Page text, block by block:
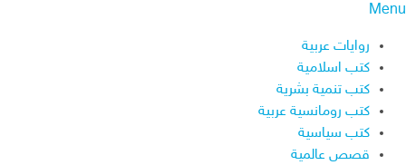
Menu
روايات عربية
كتب اسلامية
كتب تنمية بشرية
كتب رومانسية عربية
كتب سياسية
قصص عالمية